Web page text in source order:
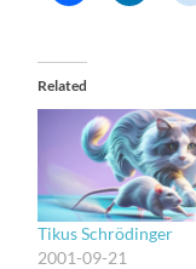
Related
Tikus Schrödinger
2001-09-21